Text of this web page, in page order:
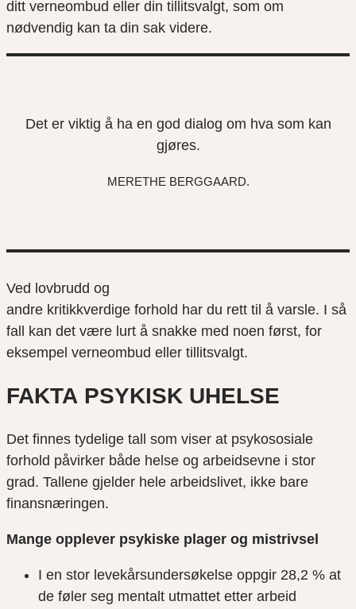
ditt verneombud eller din tillitsvalgt, som om
nødvendig kan ta din sak videre.
Det er viktig å ha en god dialog om hva som kan
gjøres.
MERETHE BERGGAARD.
Ved lovbrudd og
andre kritikkverdige forhold har du rett til å varsle. I så
fall kan det være lurt å snakke med noen først, for
eksempel verneombud eller tillitsvalgt.
FAKTA PSYKISK UHELSE
Det finnes tydelige tall som viser at psykososiale
forhold påvirker både helse og arbeidsevne i stor
grad. Tallene gjelder hele arbeidslivet, ikke bare
finansnæringen.
Mange opplever psykiske plager og mistrivsel
I en stor levekårsundersøkelse oppgir 28,2 % at
de føler seg mentalt utmattet etter arbeid